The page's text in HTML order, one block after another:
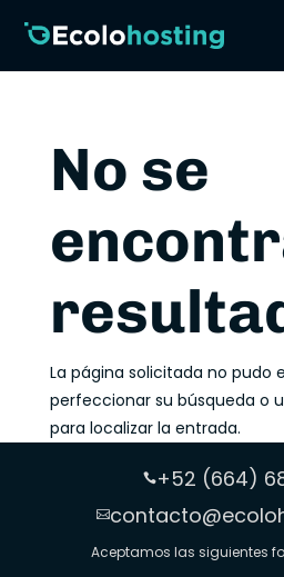
No se
La página solicitada no pudo
perfeccionar su búsqueda o
para localizar la entrada.
+52 (664)

Aceptamos las siguientes